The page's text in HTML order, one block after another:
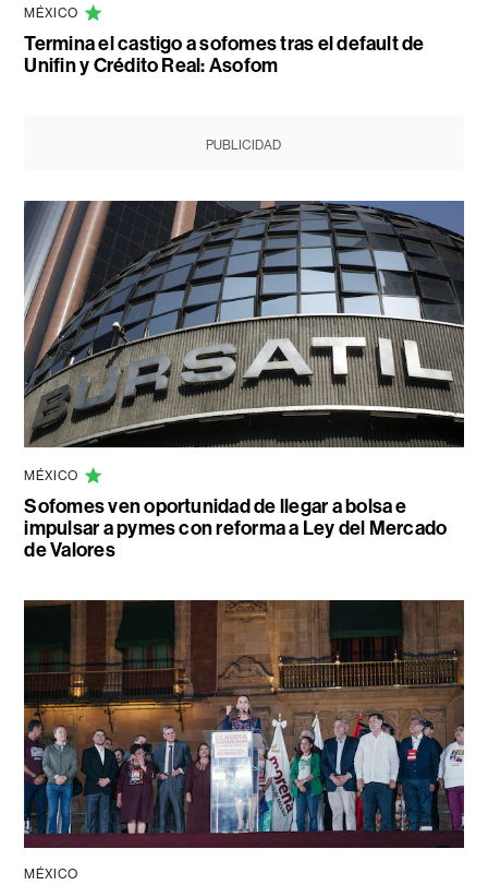
MÉXICO
Termina el castigo a sofomes tras el default de
Unifin y Crédito Real: Asofom
PUBLICIDAD
MÉXICO
Sofomes ven oportunidad de llegar a bolsa e
impulsar a pymes con reforma a Ley del Mercado
de Valores
MÉXICO